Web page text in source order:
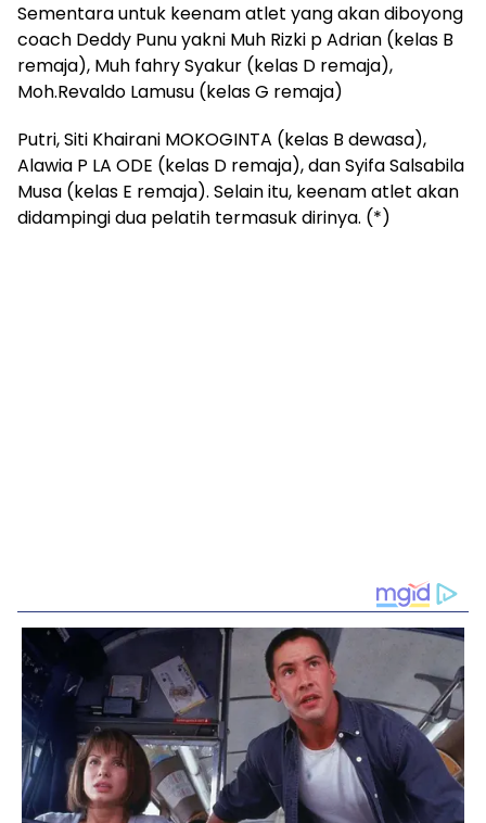
Sementara untuk keenam atlet yang akan diboyong
coach Deddy Punu yakni Muh Rizki p Adrian (kelas B
remaja), Muh fahry Syakur (kelas D remaja),
Moh.Revaldo Lamusu (kelas G remaja)
Putri, Siti Khairani MOKOGINTA (kelas B dewasa),
Alawia P LA ODE (kelas D remaja), dan Syifa Salsabila
Musa (kelas E remaja). Selain itu, keenam atlet akan
didampingi dua pelatih termasuk dirinya. (*)